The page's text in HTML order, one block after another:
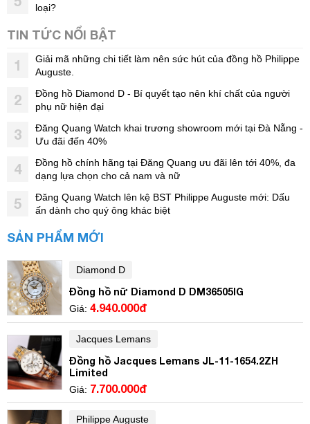
loại?
TIN TỨC NỔI BẬT
1
Giải mã những chi tiết làm nên sức hút của đồng hồ Philippe
Auguste.
2
Đồng hồ Diamond D - Bí quyết tạo nên khí chất của người
phụ nữ hiện đại
3
Đăng Quang Watch khai trương showroom mới tại Đà Nẵng -
Ưu đãi đến 40%
4
Đồng hồ chính hãng tại Đăng Quang ưu đãi lên tới 40%, đa
dạng lựa chọn cho cả nam và nữ
5
Đăng Quang Watch lên kệ BST Philippe Auguste mới: Dấu
ấn dành cho quý ông khác biệt
SẢN PHẨM MỚI
Diamond D
Đồng hồ nữ Diamond D DM36505IG
Giá: 4.940.000đ
Jacques Lemans
Đồng hồ Jacques Lemans JL-11-1654.2ZH
Limited
Giá: 7.700.000đ
Philippe Auguste